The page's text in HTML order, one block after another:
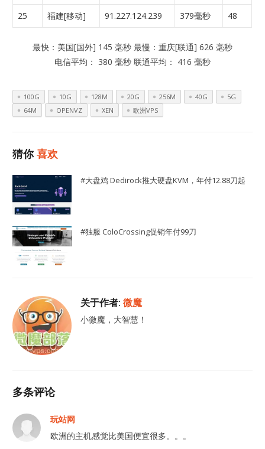
25 福建[移动] 91.227.124.239 379毫秒 48
最快：美国[国外] 145 毫秒 最慢：重庆[联通] 626 毫秒
电信平均： 380 毫秒 联通平均： 416 毫秒
100G 10G 128M 20G 256M 40G
5G
64M
OPENVZ XEN 欧洲VPS
猜你喜欢
#大盘鸡 Dedirock推大硬盘KVM，年付12.88刀起
#独服 ColoCrossing促销年付99刀
关于作者:微魔
小微魔，大智慧！
多条评论
玩站网
欧洲的主机感觉比美国便宜很多。。。